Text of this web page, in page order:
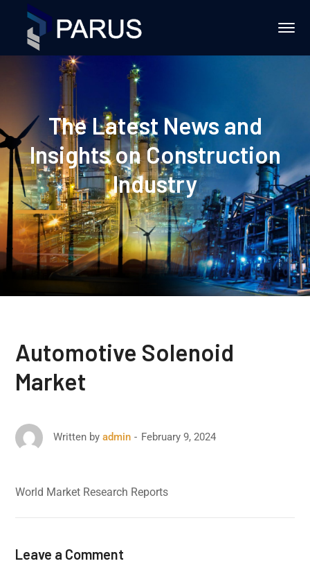
The Latest News and
Insights on Construction
Industry
Automotive Solenoid
Market
Written by admin February 9, 2024
World Market Research Reports
Leave a Comment